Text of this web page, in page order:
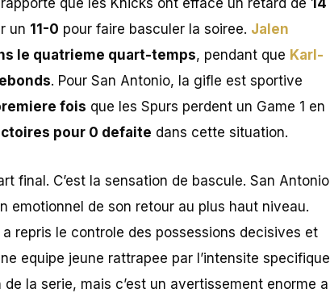
rapporte que les Knicks ont efface un retard de 14
un 11-0 pour faire basculer la soiree. Jalen
le quatrieme quart-temps, pendant que Karl-
. Pour San Antonio, la gifle est sportive
fois que les Spurs perdent un Game 1 en
pour 0 defaite dans cette situation.
final. C’est la sensation de bascule. San Antonio
emotionnel de son retour au plus haut niveau.
repris le controle des possessions decisives et
equipe jeune rattrapee par l’intensite specifique
la serie, mais c’est un avertissement enorme a